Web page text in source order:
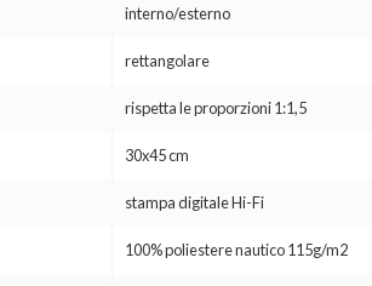
interno/esterno
rettangolare
rispetta le proporzioni 1:1,5
30x45 cm
stampa digitale Hi-Fi
100% poliestere nautico 115g/m2